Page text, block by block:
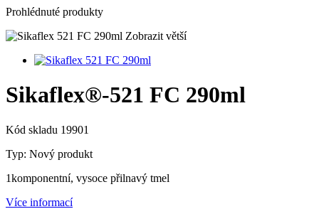
Prohlédnuté produkty
Zobrazit větší
Sikaflex®-521 FC 290ml
Kód skladu 19901
Typ: Nový produkt
1komponentní, vysoce přilnavý tmel
Více informací